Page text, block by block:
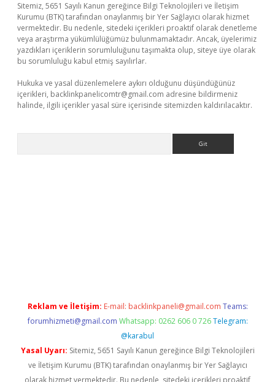
Sitemiz, 5651 Sayılı Kanun gereğince Bilgi Teknolojileri ve İletişim
Kurumu (BTK) tarafından onaylanmış bir Yer Sağlayıcı olarak hizmet
vermektedir. Bu nedenle, sitedeki içerikleri proaktif olarak denetleme
veya araştırma yükümlülüğümüz bulunmamaktadır. Ancak, üyelerimiz
yazdıkları içeriklerin sorumluluğunu taşımakta olup, siteye üye olarak
bu sorumluluğu kabul etmiş sayılırlar.
Hukuka ve yasal düzenlemelere aykırı olduğunu düşündüğünüz
içerikleri, backlinkpanelicomtr@gmail.com adresine bildirmeniz
halinde, ilgili içerikler yasal süre içerisinde sitemizden kaldırılacaktır.
Reklam ve İletişim: E-mail: backlinkpaneli@gmail.com Teams:
forumhizmeti@gmail.com Whatsapp: 0262 606 0 726 Telegram:
@karabul
Yasal Uyarı: Sitemiz, 5651 Sayılı Kanun gereğince Bilgi Teknolojileri
ve İletişim Kurumu (BTK) tarafından onaylanmış bir Yer Sağlayıcı
olarak hizmet vermektedir. Bu nedenle, sitedeki içerikleri proaktif